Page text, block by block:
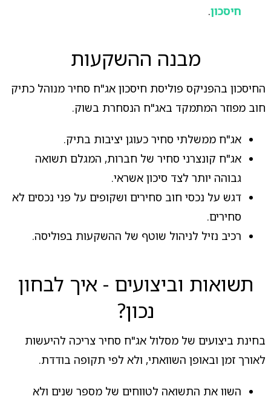
חיסכון.
מבנה ההשקעות
החיסכון בהפניקס פוליסת חיסכון אג"ח סחיר מנוהל כתיק
חוב מפוזר המתמקד באג"ח הנסחרת בשוק.
אג"ח ממשלתי סחיר כעוגן יציבות בתיק.
אג"ח קונצרני סחיר של חברות, המגלם תשואה
גבוהה יותר לצד סיכון אשראי.
דגש על נכסי חוב סחירים ושקופים על פני נכסים לא
סחירים.
רכיב נזיל לניהול שוטף של ההשקעות בפוליסה.
תשואות וביצועים - איך לבחון
נכון?
בחינת ביצועים של מסלול אג"ח סחיר צריכה להיעשות
לאורך זמן ובאופן השוואתי, ולא לפי תקופה בודדת.
השוו את התשואה לטווחים של מספר שנים ולא